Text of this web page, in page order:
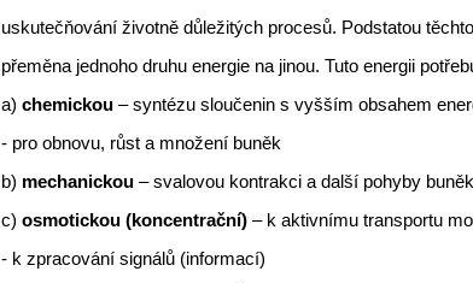
uskutečňování životně důležitých procesů. Podstatou
přeměna jednoho druhu energie na jinou. Tuto energii
a) chemickou – syntézu sloučenin s vyšším obsahem
- pro obnovu, růst a množení buněk
b) mechanickou – svalovou kontrakci a další pohyby buněk
c) osmotickou (koncentrační) – k aktivnímu transportu
- k zpracování signálů (informací)